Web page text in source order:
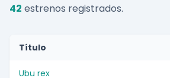
42 estrenos registrados.
Título
Ubu rex